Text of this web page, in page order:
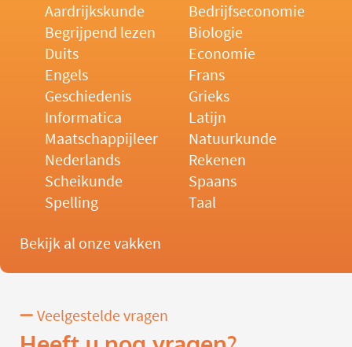
Aardrijkskunde
Bedrijfseconomie
Begrijpend lezen
Biologie
Duits
Economie
Engels
Frans
Geschiedenis
Grieks
Informatica
Latijn
Maatschappijleer
Natuurkunde
Nederlands
Rekenen
Scheikunde
Spaans
Spelling
Taal
Bekijk al onze vakken
Veelgestelde vragen